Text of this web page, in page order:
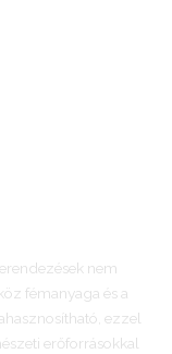
nem
fémanyaga és a
ezzel
erőforrásokkal